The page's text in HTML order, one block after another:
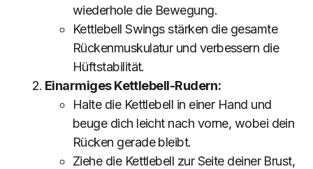
wiederhole die Bewegung.
Kettlebell Swings stärken die gesamte
Rückenmuskulatur und verbessern die
Hüftstabilität.
Einarmiges Kettlebell-Rudern:
Halte die Kettlebell in einer Hand und
beuge dich leicht nach vorne, wobei dein
Rücken gerade bleibt.
Ziehe die Kettlebell zur Seite deiner Brust,